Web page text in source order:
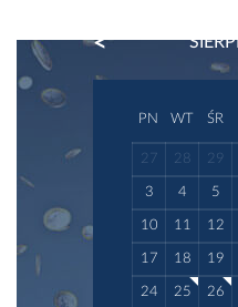
PREVIOUS
PN WT ŚR
27 28 29
3 4 5
10 11 12
17 18 19
24 25 26